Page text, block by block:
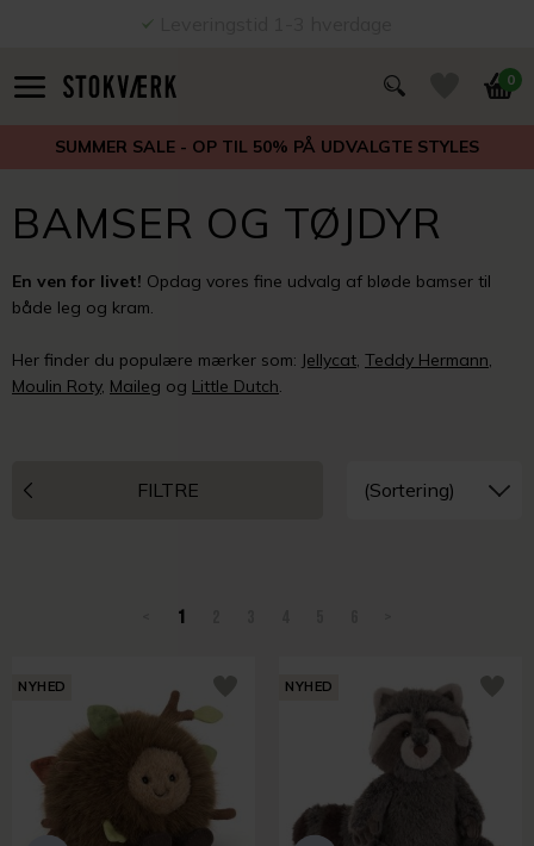
0
SUMMER SALE - OP TIL 50% PÅ UDVALGTE STYLES
BAMSER OG TØJDYR
En ven for livet! Opdag vores fine udvalg af bløde bamser til
både leg og kram.
Her finder du populære mærker som: Jellycat, Teddy Hermann,
Moulin Roty, Maileg og Little Dutch.
FILTRE
1
NYHED NYHED